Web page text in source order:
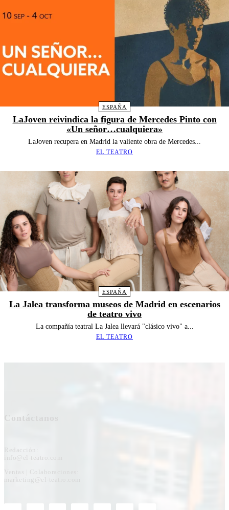
ESPAÑA
LaJoven reivindica la figura de Mercedes Pinto con
«Un señor…cualquiera»
LaJoven recupera en Madrid la valiente obra de Mercedes...
EL TEATRO
ESPAÑA
La Jalea transforma museos de Madrid en escenarios
de teatro vivo
La compañía teatral La Jalea llevará "clásico vivo" a...
EL TEATRO
Contáctanos
Redacción:
info@el-teatro.com
Ventas | Colaboraciones:
marketing@el-teatro.com